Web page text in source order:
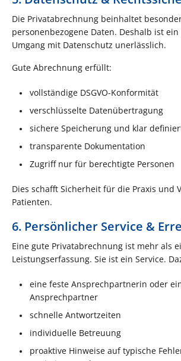
Die Privatabrechnung beinhaltet
personenbezogene Daten. Deshalb ist
Umgang mit Datenschutz unerlässlich.
Gute Abrechnung erfüllt:
vollständige DSGVO-Konformität
verschlüsselte Datenübertragung
sichere Speicherung und klar
transparente Dokumentation
Zugriff nur für berechtigte Personen
Dies schafft Sicherheit für die Praxis und
Patienten.
6. Persönlicher Service &
Eine gute Privatabrechnung ist mehr als
Leistungserfassung. Sie ist ein Service.
eine feste Ansprechpartnerin oder
Ansprechpartner
schnelle Antwortzeiten
individuelle Betreuung
proaktive Hinweise auf typische